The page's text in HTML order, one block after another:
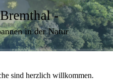
-
in der Natur
sind herzlich willkommen.